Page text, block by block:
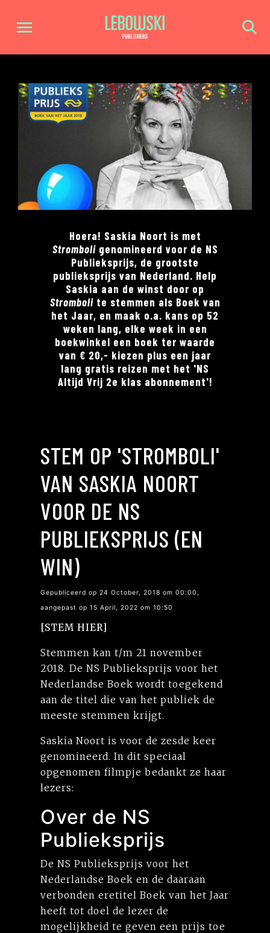
Hoera! Saskia Noort is met
Stromboli genomineerd voor de NS
Publieksprijs, de grootste
publieksprijs van Nederland. Help
Saskia aan de winst door op
Stromboli te stemmen als Boek van
het Jaar, en maak o.a. kans op 52
weken lang, elke week in een
boekwinkel een boek ter waarde
van € 20,- kiezen plus een jaar
lang gratis reizen met het 'NS
Altijd Vrij 2e klas abonnement'!
STEM OP 'STROMBOLI'
VAN SASKIA NOORT
VOOR DE NS
PUBLIEKSPRIJS (EN
WIN)
Gepubliceerd op 24 October, 2018 om 00:00,
aangepast op 15 April, 2022 om 10:50
[STEM HIER]
Stemmen kan t/m 21 november
2018. De NS Publieksprijs voor het
Nederlandse Boek wordt toegekend
aan de titel die van het publiek de
meeste stemmen krijgt.
Saskia Noort is voor de zesde keer
genomineerd. In dit speciaal
opgenomen filmpje bedankt ze haar
lezers:
Over de NS
Publieksprijs
De NS Publieksprijs voor het
Nederlandse Boek en de daaraan
verbonden eretitel Boek van het Jaar
heeft tot doel de lezer de
mogelijkheid te geven een prijs toe